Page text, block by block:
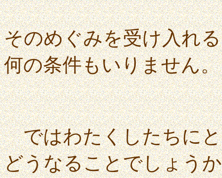
そのめぐみを受け入れ
何の条件もいりません。
ではわたくしたちにと
どうなることでしょう